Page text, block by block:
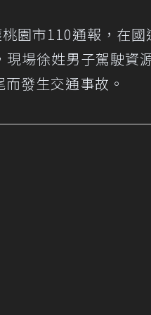
園市110通報，在
場徐姓男子駕駛資
發生交通事故。